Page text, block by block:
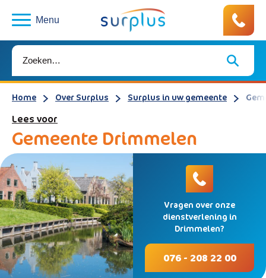
Menu
Home Over Surplus Surplus in uw gemeente
Lees voor
Gemeente Drimmelen
Vragen over onze
dienstverlening in
Drimmelen?
076 - 208 22 00